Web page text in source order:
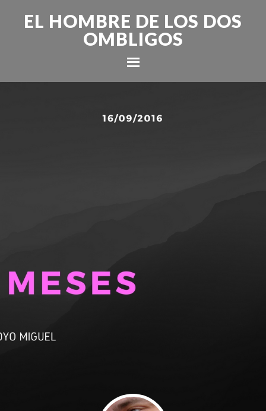
EL HOMBRE DE LOS DOS
OMBLIGOS